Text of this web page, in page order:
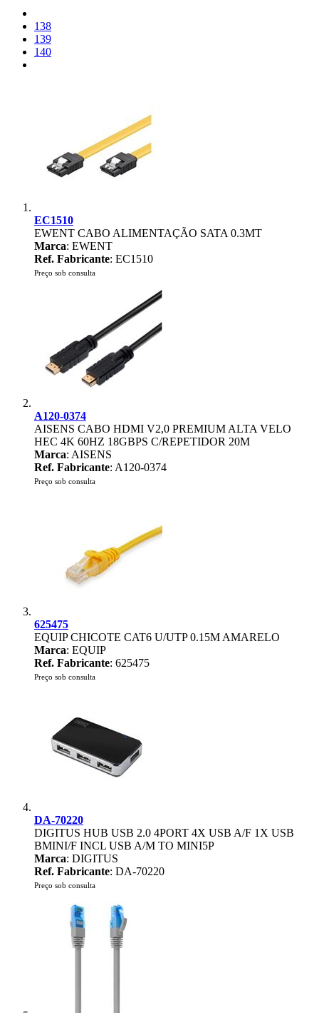
138
139
140
EC1510
EWENT CABO ALIMENTAÇÃO SATA 0.3MT
Marca: EWENT
Ref. Fabricante: EC1510
Preço sob consulta
A120-0374
AISENS CABO HDMI V2,0 PREMIUM ALTA VELO
HEC 4K 60HZ 18GBPS C/REPETIDOR 20M
Marca: AISENS
Ref. Fabricante: A120-0374
Preço sob consulta
625475
EQUIP CHICOTE CAT6 U/UTP 0.15M AMARELO
Marca: EQUIP
Ref. Fabricante: 625475
Preço sob consulta
DA-70220
DIGITUS HUB USB 2.0 4PORT 4X USB A/F 1X USB
BMINI/F INCL USB A/M TO MINI5P
Marca: DIGITUS
Ref. Fabricante: DA-70220
Preço sob consulta